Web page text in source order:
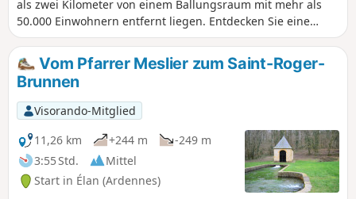
als zwei Kilometer von einem Ballungsraum mit mehr als
50.000 Einwohnern entfernt liegen. Entdecken Sie eine
Festung aus dem 19. Jahrhundert, versteckt im Wald.
Vom Pfarrer Meslier zum Saint-Roger-
Brunnen
Visorando-Mitglied
11,26 km
+244 m
-249 m
3:55 Std.
Mittel
Start in Élan (Ardennes)